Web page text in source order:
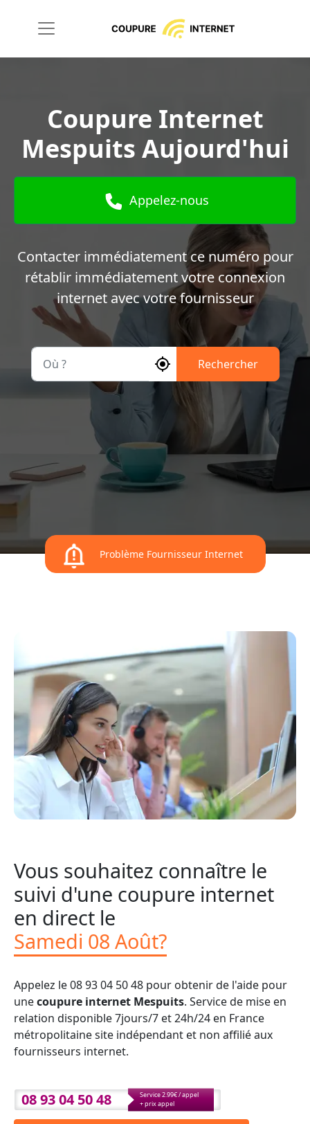
Coupure Internet
Mespuits Aujourd'hui
Appelez-nous
Contacter immédiatement ce numéro pour
rétablir immédiatement votre connexion
internet avec votre fournisseur
Rechercher
Problème Fournisseur Internet
Vous souhaitez connaître le
suivi d'une coupure internet
en direct le
Samedi 08 Août?
Appelez le 08 93 04 50 48 pour obtenir de l'aide pour
unecoupure internet Mespuits. Service de mise en
relation disponible 7jours/7 et 24h/24 en France
métropolitaine site indépendant et non affilié aux
fournisseurs internet.
08 93 04 50 48
Service 2.99€ / appel
+ prix appel